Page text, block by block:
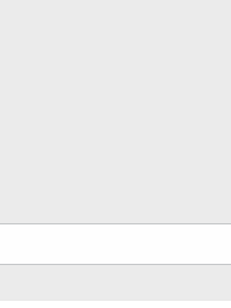
posta